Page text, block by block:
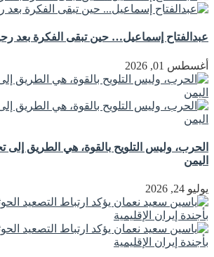
عبدالفتاح إسماعيل… حين تبقى الفكرة بعد
أغسطس 01, 2026
الحرب، وليس التلويح بالقوة، هي الطريق إلى
اليمن
يوليو 24, 2026